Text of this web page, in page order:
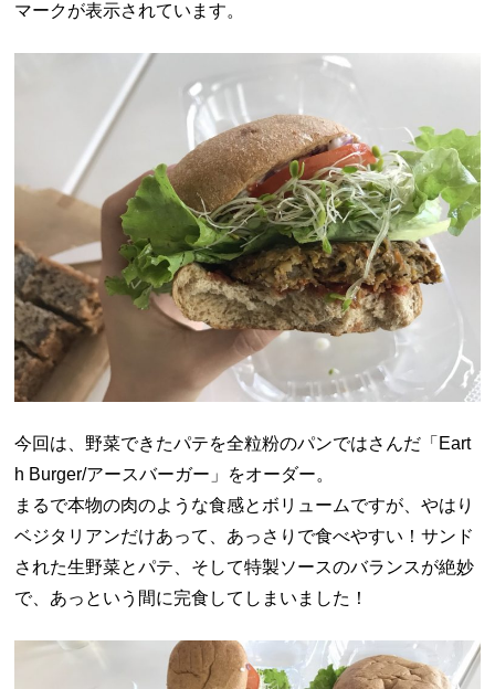
マークが表示されています。
今回は、野菜できたパテを全粒粉のパンではさんだ「Eart
h Burger/アースバーガー」をオーダー。
まるで本物の肉のような食感とボリュームですが、やはり
ベジタリアンだけあって、あっさりで食べやすい！サンド
された生野菜とパテ、そして特製ソースのバランスが絶妙
で、あっという間に完食してしまいました！